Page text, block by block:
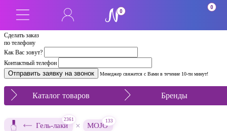
Сделать заказ
по телефону
Как Вас зовут?
Контактный телефон
Менеджер свяжется с Вами в течение 10-ти минут!
0
0
Каталог товаров Бренды
Гель-лаки
2361
× MOJO
133